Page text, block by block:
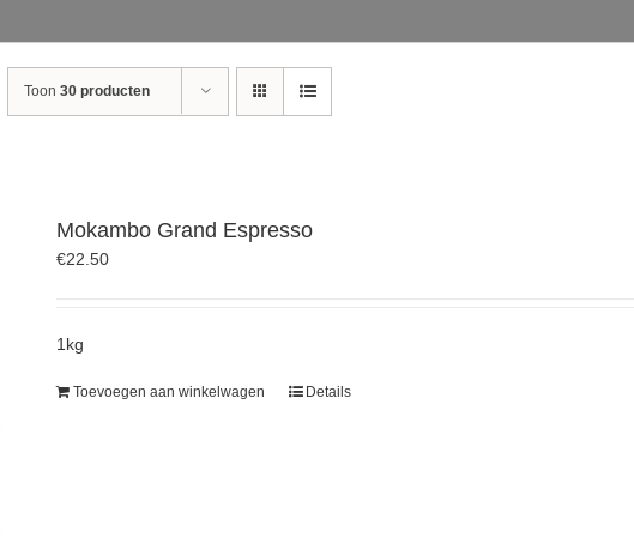
Toon 30 producten
Mokambo Grand Espresso
€22.50
1kg
Toevoegen aan winkelwagen Details